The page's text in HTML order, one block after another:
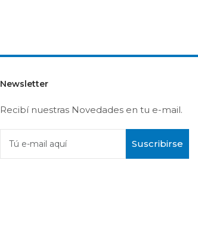
Newsletter
Recibí nuestras Novedades en tu e-mail.
Tú e-mail aquí Suscribirse